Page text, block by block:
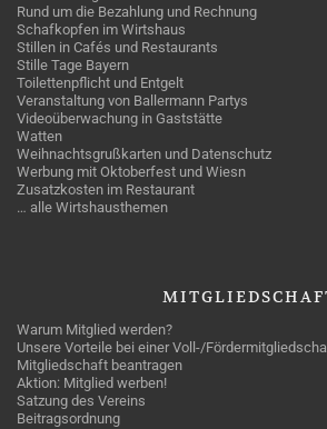
Rund um die Bezahlung und Rechnung
Schafkopfen im Wirtshaus
Stillen in Cafés und Restaurants
Stille Tage Bayern
Toilettenpflicht und Entgelt
Veranstaltung von Ballermann Partys
Videoüberwachung in Gaststätte
Watten
Weihnachtsgrußkarten und Datenschutz
Werbung mit Oktoberfest und Wiesn
Zusatzkosten im Restaurant
… alle Wirtshausthemen
Warum Mitglied werden?
Unsere Vorteile bei einer Voll-/
Mitgliedschaft beantragen
Aktion: Mitglied werben!
Satzung des Vereins
Beitragsordnung